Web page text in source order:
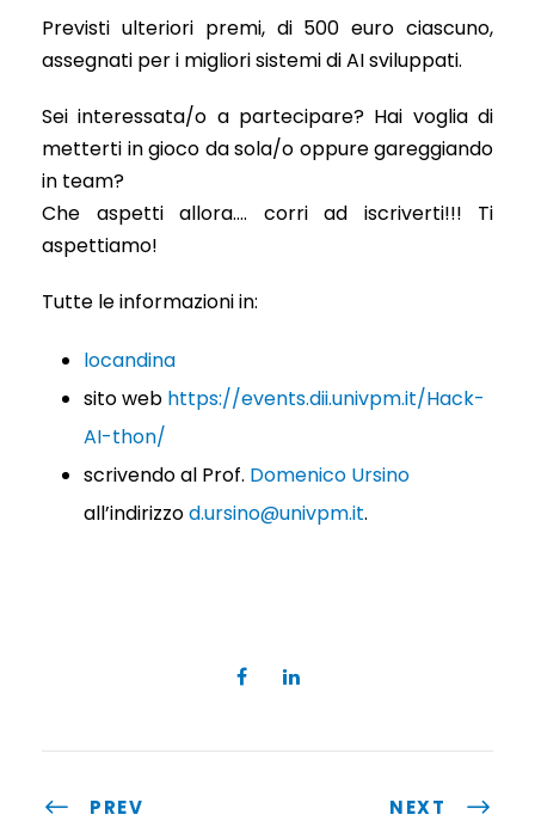
Previsti ulteriori premi, di 500 euro ciascuno,
assegnati per i migliori sistemi di AI sviluppati.
Sei interessata/o a partecipare? Hai voglia di
metterti in gioco da sola/o oppure gareggiando
in team?
Che aspetti allora…. corri ad iscriverti!!! Ti
aspettiamo!
Tutte le informazioni in:
locandina
sito web https://events.dii.univpm.it/Hack-
AI-thon/
scrivendo al Prof. Domenico Ursino
all’indirizzod.ursino@univpm.it.
PREV NEXT